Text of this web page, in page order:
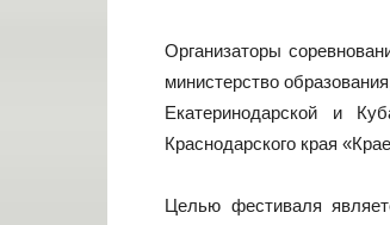
Организаторы
министерство
Екатеринодарской и
Краснодарского края
Целью фестиваля